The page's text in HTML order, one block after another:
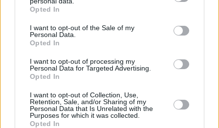
grant or deny consent to Google and its third-party tags to
use your data for below specified purposes in below Google
consent section.
Opted In
I want to opt-out of the Sale of my
Personal Data.
Opted In
I want to opt-out of processing my
Personal Data for Targeted Advertising.
Opted In
I want to opt-out of Collection, Use,
Retention, Sale, and/or Sharing of my
Personal Data that Is Unrelated with the
Purposes for which it was collected.
Opted In